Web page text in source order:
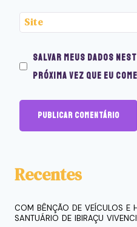
Site
Salvar meus dados
próxima vez que eu
Recentes
COM BÊNÇÃO DE VEÍCULOS E
SANTUÁRIO DE IBIRAÇU